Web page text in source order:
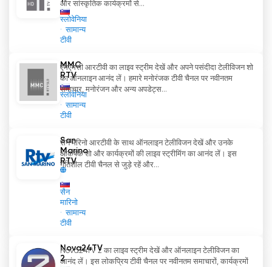
स्लोवेनिया
सामान्य
टीवी
और सांस्कृतिक कार्यक्रमों से...
MMC
RTV
स्लोवेनिया
सामान्य
टीवी
एमएमसी आरटीवी का लाइव स्ट्रीम देखें और अपने पसंदीदा टेलीविजन शो
का ऑनलाइन आनंद लें। हमारे मनोरंजक टीवी चैनल पर नवीनतम
समाचार, मनोरंजन और अन्य अपडेट्स...
San
Marino
RTV
सैन
मारिनो
सामान्य
टीवी
सैन मैरिनो आरटीवी के साथ ऑनलाइन टेलीविजन देखें और उनके
आकर्षक शो और कार्यक्रमों की लाइव स्ट्रीमिंग का आनंद लें। इस
गतिशील टीवी चैनल से जुड़े रहें और...
Nova24TV
2
Nova24TV 2 का लाइव स्ट्रीम देखें और ऑनलाइन टेलीविजन का
आनंद लें। इस लोकप्रिय टीवी चैनल पर नवीनतम समाचारों, कार्यक्रमों